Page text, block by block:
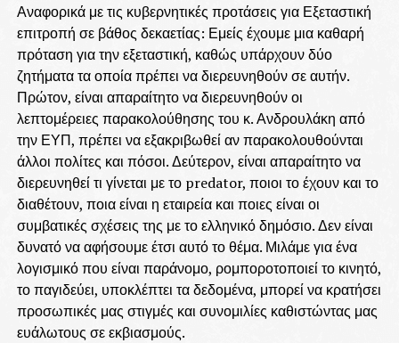
Αναφορικά με τις κυβερνητικές προτάσεις για Εξεταστική
επιτροπή σε βάθος δεκαετίας: Εμείς έχουμε μια καθαρή
πρόταση για την εξεταστική, καθώς υπάρχουν δύο
ζητήματα τα οποία πρέπει να διερευνηθούν σε αυτήν.
Πρώτον, είναι απαραίτητο να διερευνηθούν οι
λεπτομέρειες παρακολούθησης του κ. Ανδρουλάκη από
την ΕΥΠ, πρέπει να εξακριβωθεί αν παρακολουθούνται
άλλοι πολίτες και πόσοι. Δεύτερον, είναι απαραίτητο να
διερευνηθεί τι γίνεται με το predator, ποιοι το έχουν και το
διαθέτουν, ποια είναι η εταιρεία και ποιες είναι οι
συμβατικές σχέσεις της με το ελληνικό δημόσιο. Δεν είναι
δυνατό να αφήσουμε έτσι αυτό το θέμα. Μιλάμε για ένα
λογισμικό που είναι παράνομο, ρομποροτοποιεί το κινητό,
το παγιδεύει, υποκλέπτει τα δεδομένα, μπορεί να κρατήσει
προσωπικές μας στιγμές και συνομιλίες καθιστώντας μας
ευάλωτους σε εκβιασμούς.